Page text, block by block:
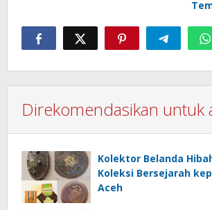
Direkomendasikan untuk
Kolektor Belanda
Koleksi Bersejarah
Aceh